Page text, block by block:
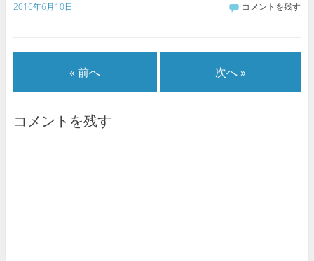
2016年6月10日 コメントを残す
« 前へ 次へ »
コメントを残す